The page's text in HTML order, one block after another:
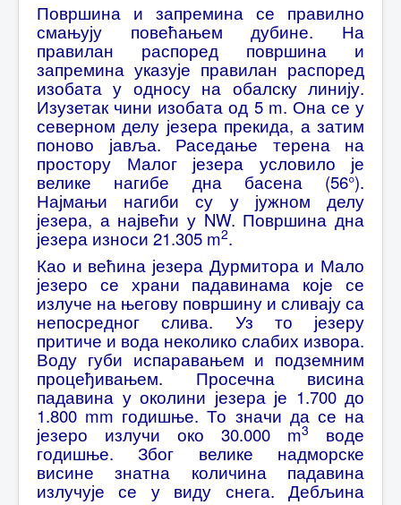
Површина и запремина се правилно
смањују повећањем дубине. На
правилан распоред површина и
запремина указује правилан распоред
изобата у односу на обалску линију.
Изузетак чини изобата од 5 m. Она се у
северном делу језера прекида, а затим
поново јавља. Раседање терена на
простору Малог језера условило је
велике нагибе дна басена (56°).
Најмањи нагиби су у јужном делу
језера, а највећи у NW. Површина дна
језера износи 21.305 m2.
Као и већина језера Дурмитора и Мало
језеро се храни падавинама које се
излуче на његову површину и сливају са
непосредног слива. Уз то језеру
притиче и вода неколико слабих извора.
Воду губи испаравањем и подземним
процеђивањем. Просечна висина
падавина у околини језера је 1.700 до
1.800 mm годишње. То значи да се на
језеро излучи око 30.000 m3
воде
годишње. Због велике надморске
висине знатна количина падавина
излучује се у виду снега. Дебљина